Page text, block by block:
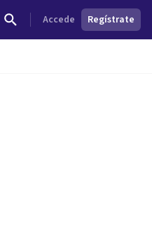
Accede Regístrate